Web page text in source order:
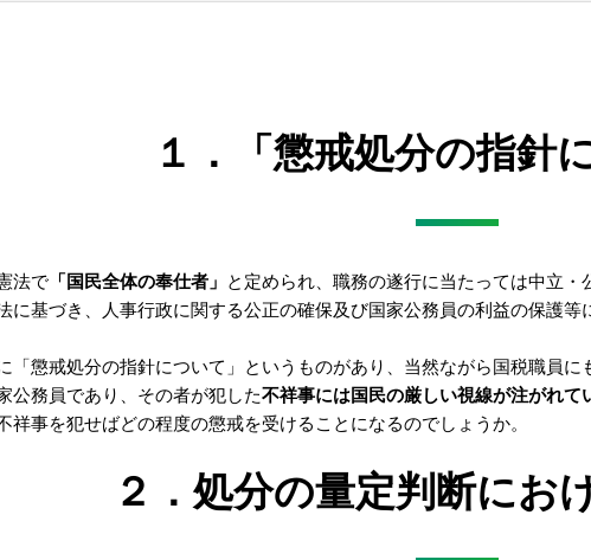
１．「懲戒処分の指針
法で 「国民全体の奉仕者」 と定められ、職務の遂行に当たっては中立・
に基づき、人事行政に関する公正の確保及び国家公務員の利益の保護
「懲戒処分の指針について」というものがあり、当然ながら国税職員
公務員であり、その者が犯した不祥事には国民の厳しい視線が注がれて
祥事を犯せばどの程度の懲戒を受けることになるのでしょうか。
２．処分の量定判断にお